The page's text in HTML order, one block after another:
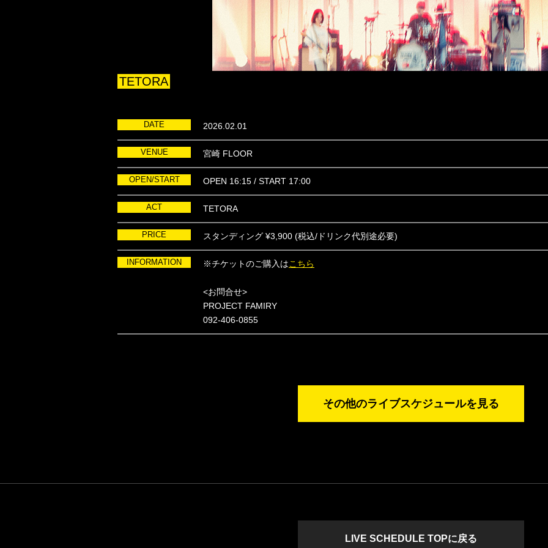
TETORA
DATE 2026.02.01
VENUE 宮崎 FLOOR
OPEN/START OPEN 16:15 / START 17:00
ACT TETORA
PRICE スタンディング ¥3,900 (税込/ドリンク代別途必要)
INFORMATION ※チケットのご購入はこちら
<お問合せ>
PROJECT FAMIRY
092-406-0855
その他のライブスケジュールを見る
LIVE SCHEDULE TOPに戻る